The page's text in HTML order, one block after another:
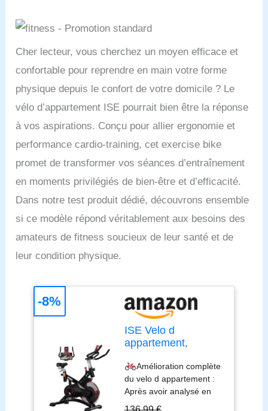
Cher lecteur, vous cherchez un moyen efficace et
confortable pour reprendre en main votre forme
physique depuis le confort de votre domicile ? Le
vélo d’appartement ISE pourrait bien être la réponse
à vos aspirations. Conçu pour allier ergonomie et
performance cardio-training, cet exercise bike
promet de transformer vos séances d’entraînement
en moments privilégiés de bien-être et d’efficacité.
Dans notre test produit dédié, découvrons ensemble
si ce modèle répond véritablement aux besoins des
amateurs de fitness soucieux de leur santé et de
leur condition physique.
ISE Velo d
appartement,
Training, Exercise
Bike, Velo
Appartement
Fitness,
Amélioration complète
du velo d appartement :
Après avoir analysé en
profondeur les besoins
-8%